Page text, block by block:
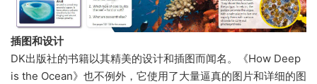
插图和设计
DK出版社的书籍以其精美的设计和插图而闻名。《How Deep
is the Ocean》也不例外，它使用了大量逼真的图片和详细的图